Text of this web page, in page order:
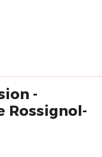
-
Rossignol-